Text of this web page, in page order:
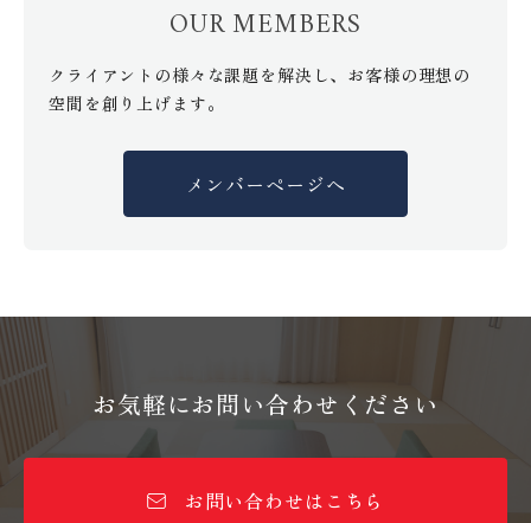
OUR MEMBERS
クライアントの様々な課題を解決し、お客様の理想の
空間を創り上げます。
メンバーページへ
お気軽にお問い合わせください
お問い合わせはこちら